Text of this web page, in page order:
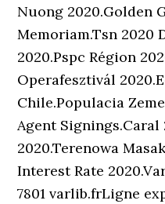
Nuong 2020.Golden
Memoriam.Tsn 2020
2020.Pspc Région
Operafesztivál
Chile.Populacia
Agent
2020.Terenowa
Interest Rate
7801 varlib.frLigne